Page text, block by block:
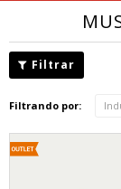
Filtrando por: